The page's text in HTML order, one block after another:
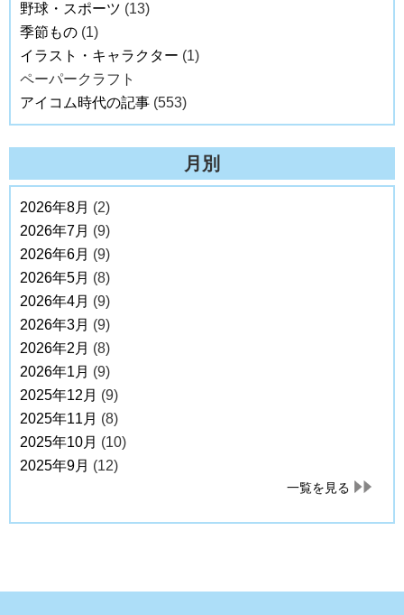
野球・スポーツ (13)
季節もの (1)
イラスト・キャラクター (1)
ペーパークラフト
アイコム時代の記事 (553)
月別
2026年8月 (2)
2026年7月 (9)
2026年6月 (9)
2026年5月 (8)
2026年4月 (9)
2026年3月 (9)
2026年2月 (8)
2026年1月 (9)
2025年12月 (9)
2025年11月 (8)
2025年10月 (10)
2025年9月 (12)
一覧を見る